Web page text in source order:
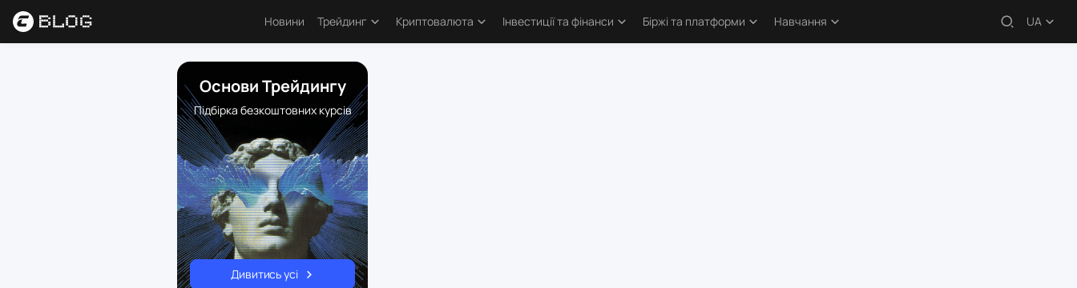
Новини Трейдинг
Аналітика
Основи трейдингу
Психологія трейдинга
Торгові стратегії
Індикатори
Ресурси
Криптовалюта Інвестиції та фінанси Біржі та платформи Навчання UA
Основи Трейдингу
Підбірка безкоштовних курсів
Дивитись усі